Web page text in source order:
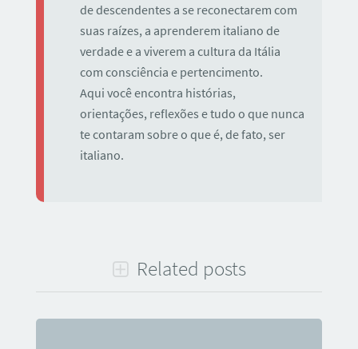
de descendentes a se reconectarem com
suas raízes, a aprenderem italiano de
verdade e a viverem a cultura da Itália
com consciência e pertencimento.
Aqui você encontra histórias,
orientações, reflexões e tudo o que nunca
te contaram sobre o que é, de fato, ser
italiano.
Related posts